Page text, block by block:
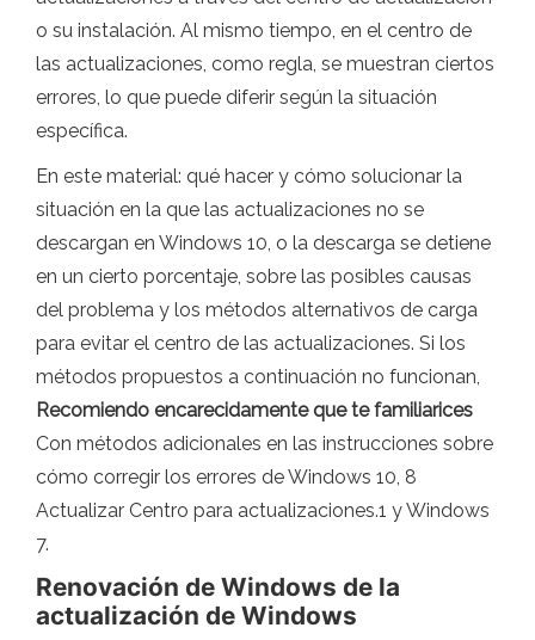
o su instalación. Al mismo tiempo, en el centro de
las actualizaciones, como regla, se muestran ciertos
errores, lo que puede diferir según la situación
específica.
En este material: qué hacer y cómo solucionar la
situación en la que las actualizaciones no se
descargan en Windows 10, o la descarga se detiene
en un cierto porcentaje, sobre las posibles causas
del problema y los métodos alternativos de carga
para evitar el centro de las actualizaciones. Si los
métodos propuestos a continuación no funcionan,
Recomiendo encarecidamente que te familiarices
Con métodos adicionales en las instrucciones sobre
cómo corregir los errores de Windows 10, 8
Actualizar Centro para actualizaciones.1 y Windows
7.
Renovación de Windows de la
actualización de Windows